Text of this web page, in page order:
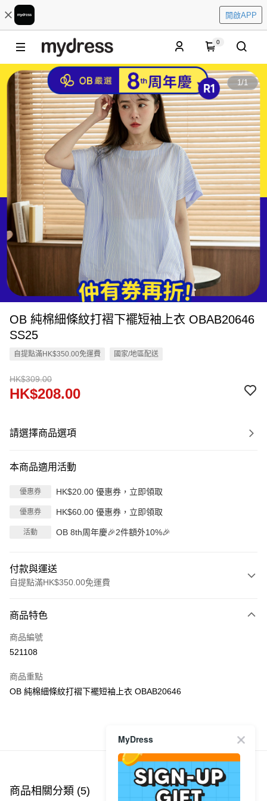
開啟APP
0
1/1
OB 純棉細條紋打褶下襬短袖上衣 OBAB20646
SS25
自提點滿HK$350.00免運費 國家/地區配送
HK$309.00
HK$208.00
請選擇商品選項
本商品適用活動
優惠券 HK$20.00 優惠券，立即領取
優惠券 HK$60.00 優惠券，立即領取
活動 OB 8th周年慶🎉2件額外10%🎉
付款與運送
自提點滿HK$350.00免運費
信用卡
Apple Pay
PayMe
每筆HK$40.00，滿HK$350.00或以上免運費
付款後順豐站及營業點
商品特色
商品編號
521108
商品重點
OB 純棉細條紋打褶下襬短袖上衣 OBAB20646
商品推薦
商品相關分類 (5)
MyDress